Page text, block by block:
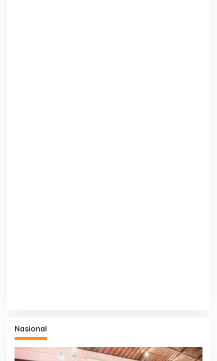
Nasional